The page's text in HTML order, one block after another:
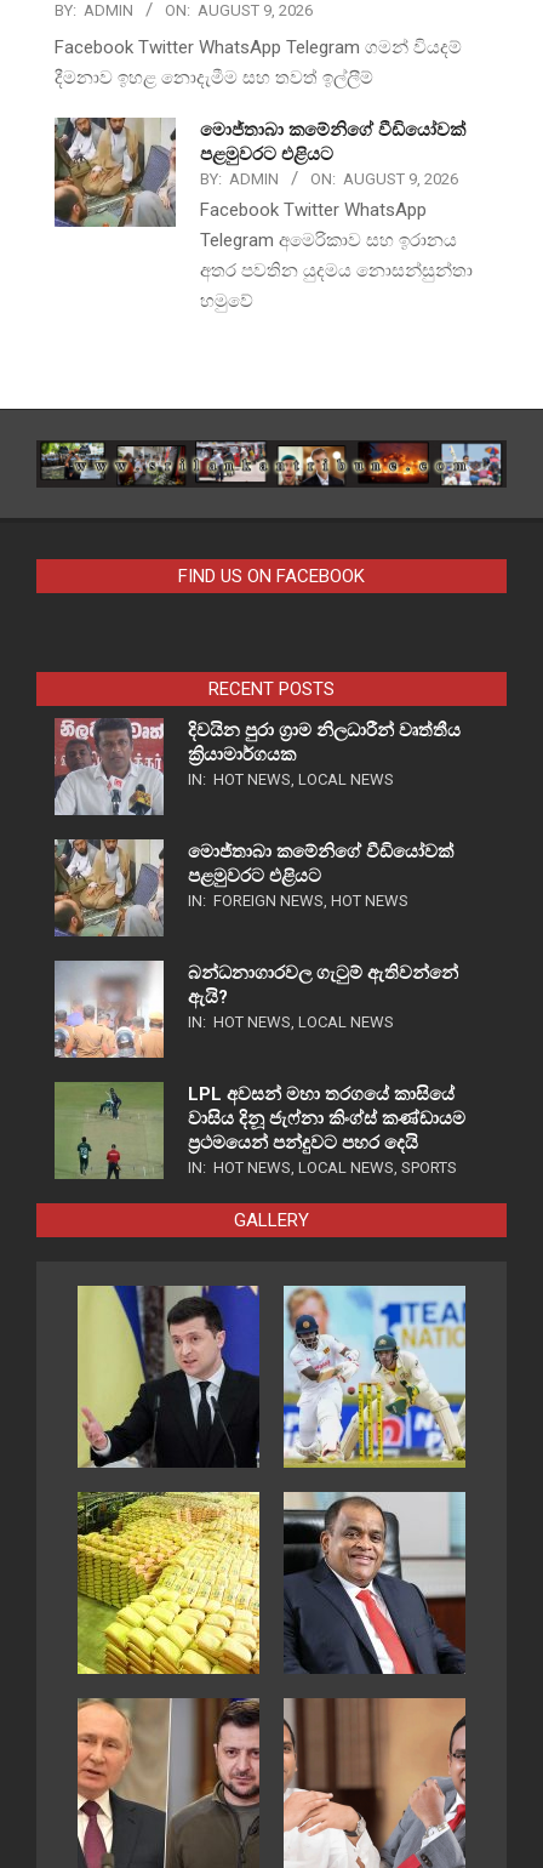
BY: ADMIN ON: AUGUST 9, 2026
Facebook Twitter WhatsApp Telegram ගමන් වියදම්
දීමනාව ඉහළ නොදැමීම සහ තවත් ඉල්ලීම්
මොජ්තාබා කමේනිගේ වීඩියෝවක්
පළමුවරට එළියට
BY: ADMIN ON: AUGUST 9, 2026
Facebook Twitter WhatsApp
Telegram අමෙරිකාව සහ ඉරානය
අතර පවතින යුදමය නොසන්සුන්තා
හමුවේ
FIND US ON FACEBOOK
RECENT POSTS
දිවයින පුරා ග්‍රාම නිලධාරීන් වෘත්තීය
ක්‍රියාමාර්ගයක
IN: HOT NEWS LOCAL NEWS
මොජ්තාබා කමේනිගේ වීඩියෝවක්
පළමුවරට එළියට
IN: FOREIGN NEWS HOT NEWS
බන්ධනාගාරවල ගැටුම් ඇතිවන්නේ
ඇයි?
IN: HOT NEWS LOCAL NEWS
LPL අවසන් මහා තරගයේ කාසියේ
වාසිය දිනූ ජැෆ්නා කිංග්ස් කණ්ඩායම
ප්‍රථමයෙන් පන්දුවට පහර දෙයි
IN: HOT NEWS LOCAL NEWS SPORTS
GALLERY